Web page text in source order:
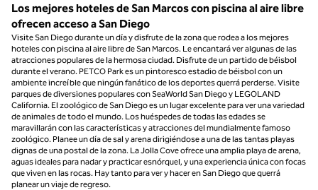
Los mejores hoteles de San Marcos con piscina al aire libre
ofrecen acceso a San Diego
Visite San Diego durante un día y disfrute de la zona que rodea a los mejores
hoteles con piscina al aire libre de San Marcos. Le encantará ver algunas de las
atracciones populares de la hermosa ciudad. Disfrute de un partido de béisbol
durante el verano. PETCO Park es un pintoresco estadio de béisbol con un
ambiente increíble que ningún fanático de los deportes querrá perderse. Visite
parques de diversiones populares con SeaWorld San Diego y LEGOLAND
California. El zoológico de San Diego es un lugar excelente para ver una variedad
de animales de todo el mundo. Los huéspedes de todas las edades se
maravillarán con las características y atracciones del mundialmente famoso
zoológico. Planee un día de sal y arena dirigiéndose a una de las tantas playas
dignas de una postal de la zona. La Jolla Cove ofrece una amplia playa de arena,
aguas ideales para nadar y practicar esnórquel, y una experiencia única con focas
que viven en las rocas. Hay tanto para ver y hacer en San Diego que querrá
planear un viaje de regreso.